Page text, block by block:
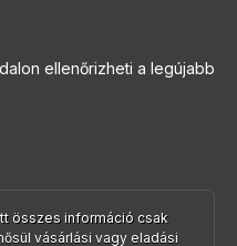
ellenőrizheti a legújabb
összes információ csak
vásárlási vagy eladási